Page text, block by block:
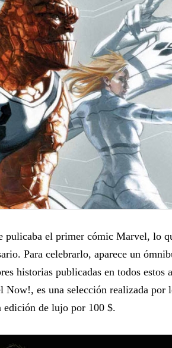
pulicaba el primer cómic Marvel, lo
Para celebrarlo, aparece un
historias publicadas en todos estos
Now!, es una selección realizada por
edición de lujo por 100 $.